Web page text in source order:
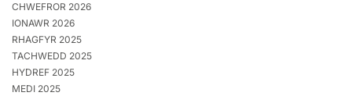
CHWEFROR 2026
IONAWR 2026
RHAGFYR 2025
TACHWEDD 2025
HYDREF 2025
MEDI 2025